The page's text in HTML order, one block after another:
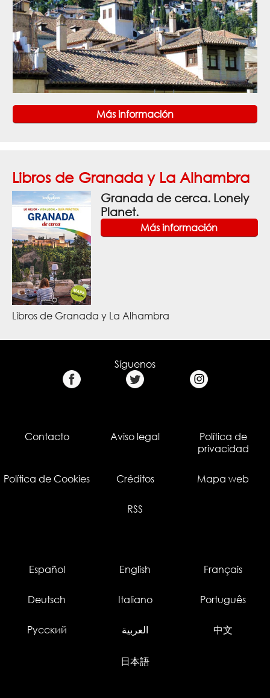
Más información
Libros de Granada y La Alhambra
Granada de cerca. Lonely
Planet.
Más información
Libros de Granada y La Alhambra
Síguenos
Contacto Aviso legal
Política de
privacidad
Política de Cookies Créditos Mapa web
RSS
Español English Français
Deutsch Italiano Português
Русский العربية 中文
日本語